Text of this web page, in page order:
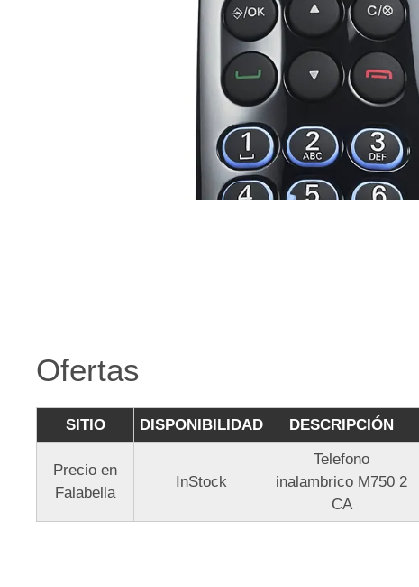
Ofertas
SITIO DISPONIBILIDAD DESCRIPCIÓN
Precio en
Falabella
InStock
Telefono
inalambrico M750 2
CA